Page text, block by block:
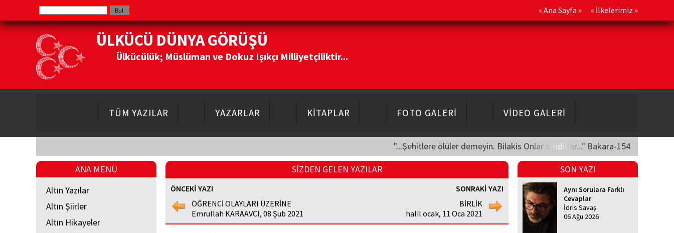
« Ana Sayfa » « İlkelerimiz »
ÜLKÜCÜ DÜNYA GÖRÜŞÜ
Ülkücülük; Müslüman ve Dokuz Işıkçı Milliyetçiliktir...
TÜM YAZILAR YAZARLAR KİTAPLAR FOTO GALERİ VİDEO GALERİ
"...Şehitlere ölüler demeyin. Bilakis Onlar diridirler..." Bakara-154
ANA MENÜ
Altın Yazılar
Altın Şiirler
Altın Hikayeler
SİZDEN GELEN YAZILAR
ÖNCEKİ YAZI
ÖĞRENCİ OLAYLARI ÜZERİNE
Emrullah KARAAVCI, 08 Şub 2021
SONRAKİ YAZI
BİRLİK
halil ocak, 11 Oca 2021
SON YAZI
Aynı Sorulara Farklı
Cevaplar
İdris Savaş
06 Ağu 2026